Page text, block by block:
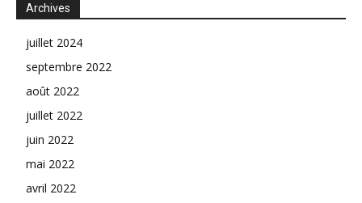
Archives
juillet 2024
septembre 2022
août 2022
juillet 2022
juin 2022
mai 2022
avril 2022